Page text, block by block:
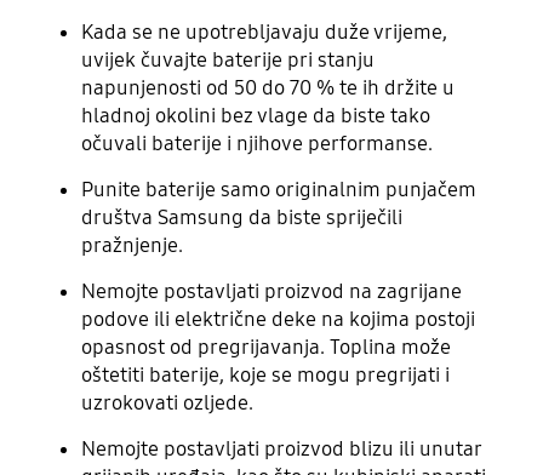
Kada se ne upotrebljavaju duže vrijeme,
uvijek čuvajte baterije pri stanju
napunjenosti od 50 do 70 % te ih držite u
hladnoj okolini bez vlage da biste tako
očuvali baterije i njihove performanse.
Punite baterije samo originalnim punjačem
društva Samsung da biste spriječili
pražnjenje.
Nemojte postavljati proizvod na zagrijane
podove ili električne deke na kojima postoji
opasnost od pregrijavanja. Toplina može
oštetiti baterije, koje se mogu pregrijati i
uzrokovati ozljede.
Nemojte postavljati proizvod blizu ili unutar